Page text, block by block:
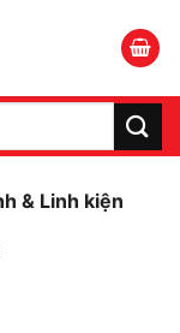
& Linh kiện